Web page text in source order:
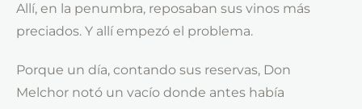
Allí, en la penumbra, reposaban sus vinos más
preciados. Y allí empezó el problema.
Porque un día, contando sus reservas, Don
Melchor notó un vacío donde antes había